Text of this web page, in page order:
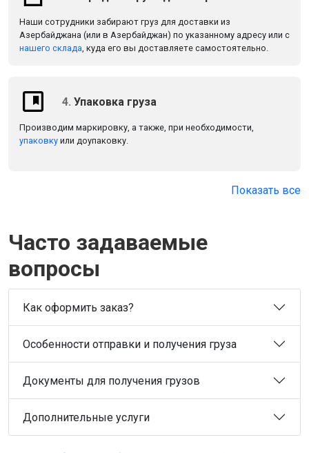
Наши сотрудники забирают груз для доставки из
Азербайджана (или в Азербайджан) по указанному адресу или с
нашего склада, куда его вы доставляете самостоятельно.
4. Упаковка груза
Производим маркировку, а также, при необходимости,
упаковку или доупаковку.
Показать все
Часто задаваемые
вопросы
Как оформить заказ?
Особенности отправки и получения груза
Документы для получения грузов
Дополнительные услуги